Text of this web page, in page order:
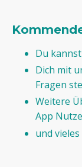
Du
Dich mit
Fragen
Weitere
App
und